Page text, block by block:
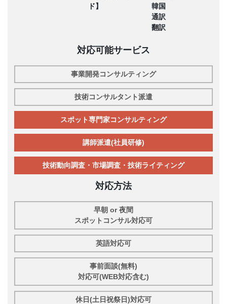
ド】
韓国
通訳
翻訳
対応可能サービス
事業開発コンサルティング
技術コンサルタント派遣
スポット専門家コンサルティング
講師派遣(社員研修)
技術動向調査・市場調査・技術ライティング
対応方法
早朝 or 夜間
スポットコンサル対応可
英語対応可
事前面談(無料)
対応可(WEB対応含む)
休日(土日祝祭日)対応可